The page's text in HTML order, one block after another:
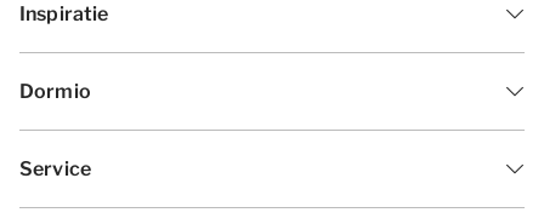
Inspiratie
Dormio
Service